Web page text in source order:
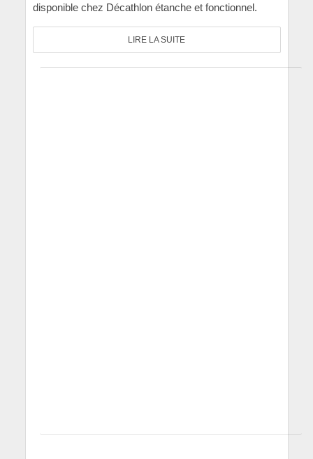
disponible chez Décathlon étanche et fonctionnel.
LIRE LA SUITE